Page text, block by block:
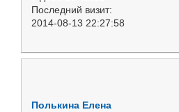
Последний визит:
2014-08-13 22:27:58
Полькина Елена